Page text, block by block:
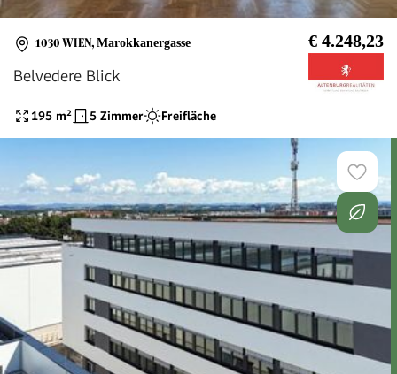
1030 WIEN, Marokkanergasse € 4.248,23
Belvedere Blick
195 m² 5 Zimmer Freifläche